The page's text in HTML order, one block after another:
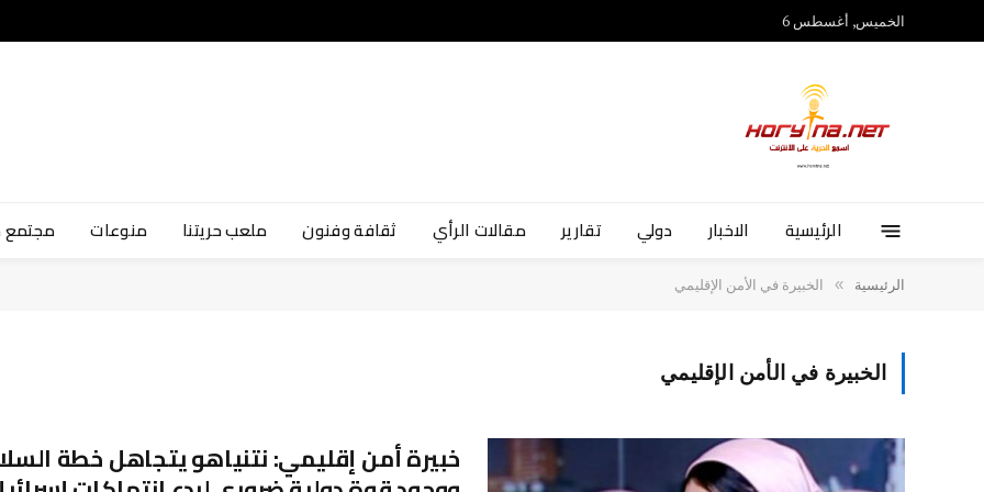
الخميس, أغسطس 6
الرئيسية الاخبار دولي تقارير مقالات الرأي ثقافة وفنون ملعب حريتنا منوعات
الرئيسية » الخبيرة في الأمن الإقليمي
الخبيرة في الأمن الإقليمي
خبيرة أمن إقليمي: نتنياهو يتجاهل خطة